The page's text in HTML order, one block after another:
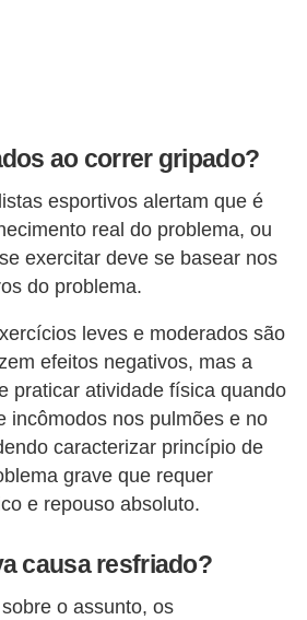
ao correr gripado?
esportivos alertam que é
real do problema, ou
exercitar deve se basear nos
do problema.
leves e moderados são
efeitos negativos, mas a
praticar atividade física quando
incômodos nos pulmões e no
caracterizar princípio de
grave que requer
e repouso absoluto.
causa resfriado?
o assunto, os